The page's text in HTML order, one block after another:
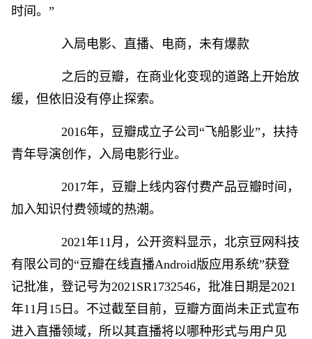
时间。”
入局电影、直播、电商，未有爆款
之后的豆瓣，在商业化变现的道路上开始放
缓，但依旧没有停止探索。
2016年，豆瓣成立子公司“飞船影业”，扶持
青年导演创作，入局电影行业。
2017年，豆瓣上线内容付费产品豆瓣时间，
加入知识付费领域的热潮。
2021年11月，公开资料显示，北京豆网科技
有限公司的“豆瓣在线直播Android版应用系统”获登
记批准，登记号为2021SR1732546，批准日期是2021
年11月15日。不过截至目前，豆瓣方面尚未正式宣布
进入直播领域，所以其直播将以哪种形式与用户见